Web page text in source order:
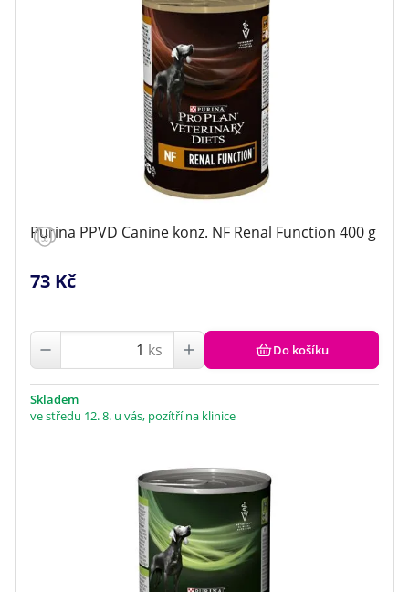
Purina PPVD Canine konz. NF Renal Function 400 g
73 Kč
ks Do košíku
Skladem
ve středu 12. 8. u vás, pozítří na klinice